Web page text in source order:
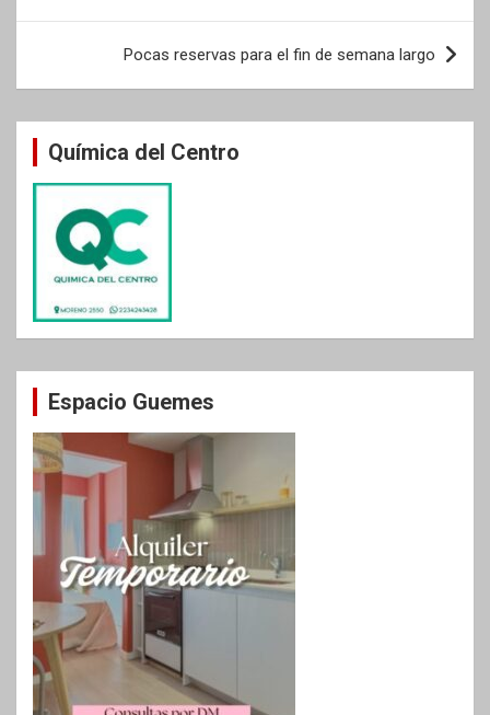
entradas
Pocas reservas para el fin de semana largo
Química del Centro
Espacio Guemes